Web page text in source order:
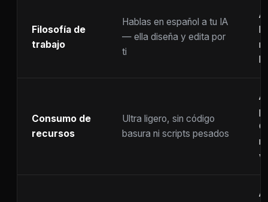
Filosofía de
trabajo
Hablas en español a tu IA
— ella diseña y edita por
ti
Consumo de
recursos
Ultra ligero, sin código
basura ni scripts pesados